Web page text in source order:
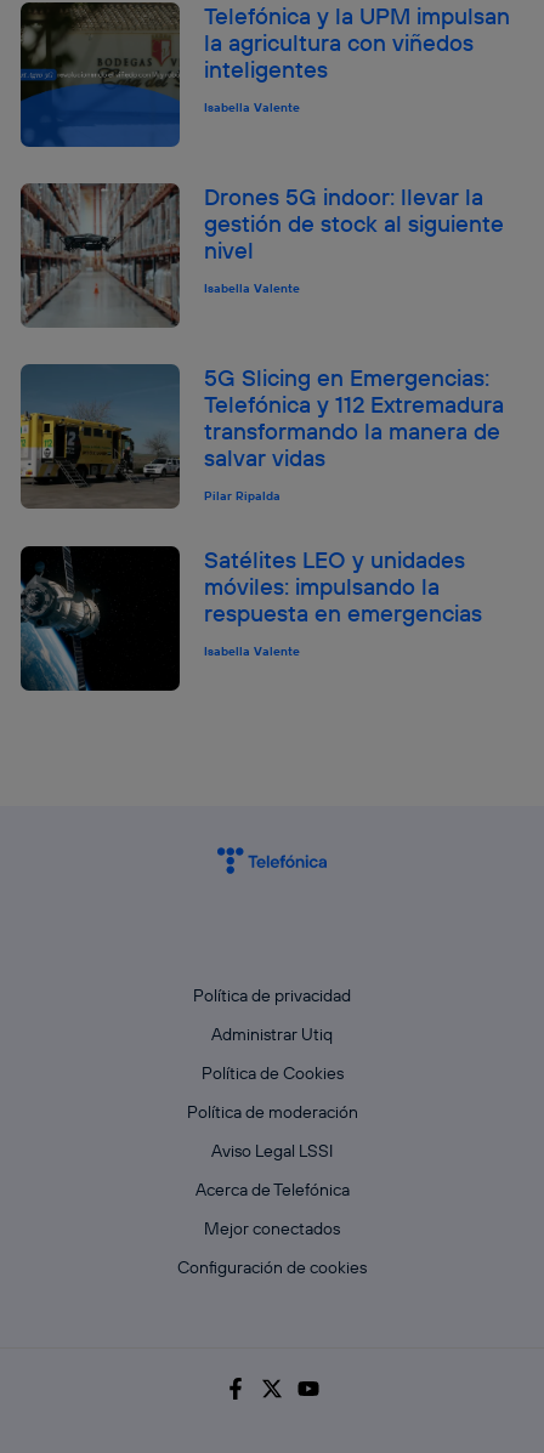
Telefónica y la UPM impulsan
la agricultura con viñedos
inteligentes
Isabella Valente
Drones 5G indoor: llevar la
gestión de stock al siguiente
nivel
Isabella Valente
5G Slicing en Emergencias:
Telefónica y 112 Extremadura
transformando la manera de
salvar vidas
Pilar Ripalda
Satélites LEO y unidades
móviles: impulsando la
respuesta en emergencias
Isabella Valente
Política de privacidad
Administrar Utiq
Política de Cookies
Política de moderación
Aviso Legal LSSI
Acerca de Telefónica
Mejor conectados
Configuración de cookies